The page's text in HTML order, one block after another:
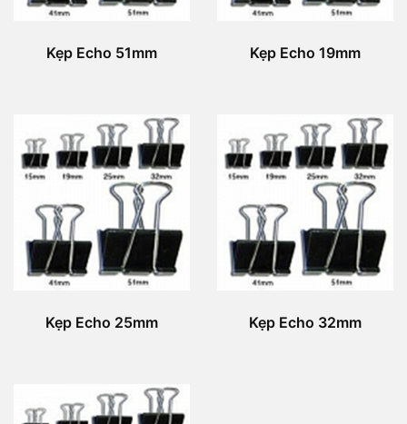
Kẹp Echo 51mm Kẹp Echo 19mm
Kẹp Echo 25mm Kẹp Echo 32mm